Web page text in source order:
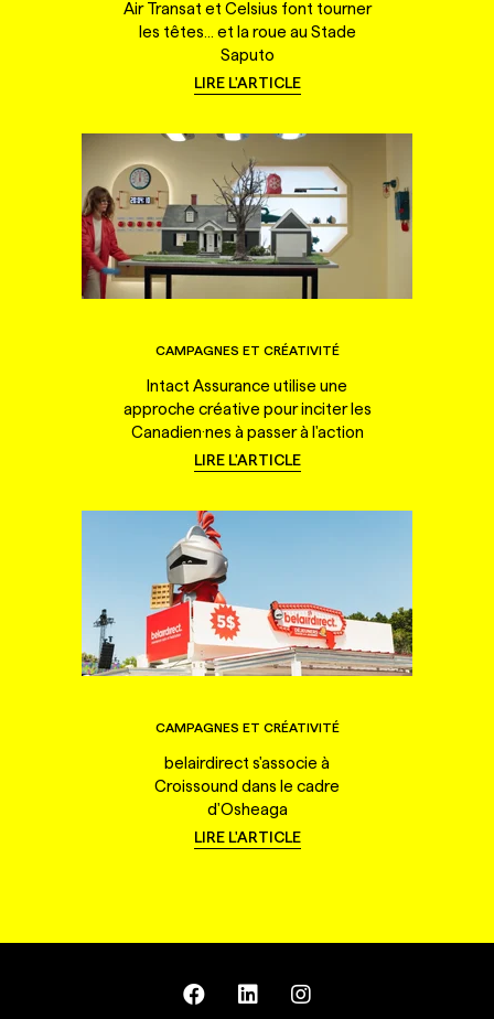
Air Transat et Celsius font tourner
les têtes... et la roue au Stade
Saputo
LIRE L'ARTICLE
CAMPAGNES ET CRÉATIVITÉ
Intact Assurance utilise une
approche créative pour inciter les
Canadien·nes à passer à l'action
LIRE L'ARTICLE
CAMPAGNES ET CRÉATIVITÉ
belairdirect s'associe à
Croissound dans le cadre
d'Osheaga
LIRE L'ARTICLE